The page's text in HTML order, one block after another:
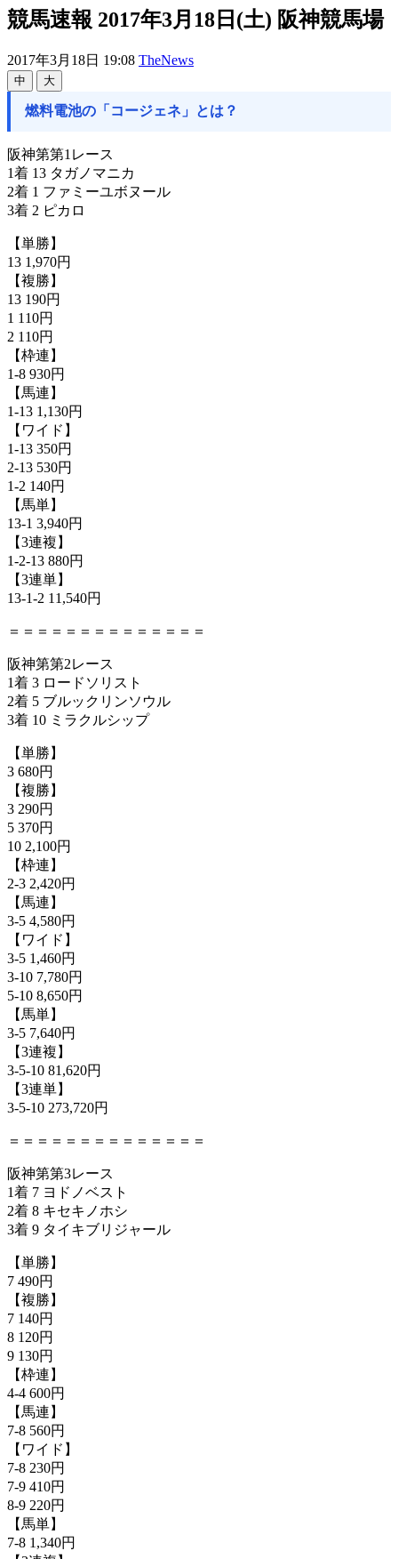
競馬速報 2017年3月18日(土) 阪神競馬場
2017年3月18日 19:08 TheNews
中 大
燃料電池の「コージェネ」とは？
阪神第第1レース
1着 13 タガノマニカ
2着 1 ファミーユボヌール
3着 2 ピカロ
【単勝】
13 1,970円
【複勝】
13 190円
1 110円
2 110円
【枠連】
1-8 930円
【馬連】
1-13 1,130円
【ワイド】
1-13 350円
2-13 530円
1-2 140円
【馬単】
13-1 3,940円
【3連複】
1-2-13 880円
【3連単】
13-1-2 11,540円
＝＝＝＝＝＝＝＝＝＝＝＝＝＝
阪神第第2レース
1着 3 ロードソリスト
2着 5 ブルックリンソウル
3着 10 ミラクルシップ
【単勝】
3 680円
【複勝】
3 290円
5 370円
10 2,100円
【枠連】
2-3 2,420円
【馬連】
3-5 4,580円
【ワイド】
3-5 1,460円
3-10 7,780円
5-10 8,650円
【馬単】
3-5 7,640円
【3連複】
3-5-10 81,620円
【3連単】
3-5-10 273,720円
＝＝＝＝＝＝＝＝＝＝＝＝＝＝
阪神第第3レース
1着 7 ヨドノベスト
2着 8 キセキノホシ
3着 9 タイキブリジャール
【単勝】
7 490円
【複勝】
7 140円
8 120円
9 130円
【枠連】
4-4 600円
【馬連】
7-8 560円
【ワイド】
7-8 230円
7-9 410円
8-9 220円
【馬単】
7-8 1,340円